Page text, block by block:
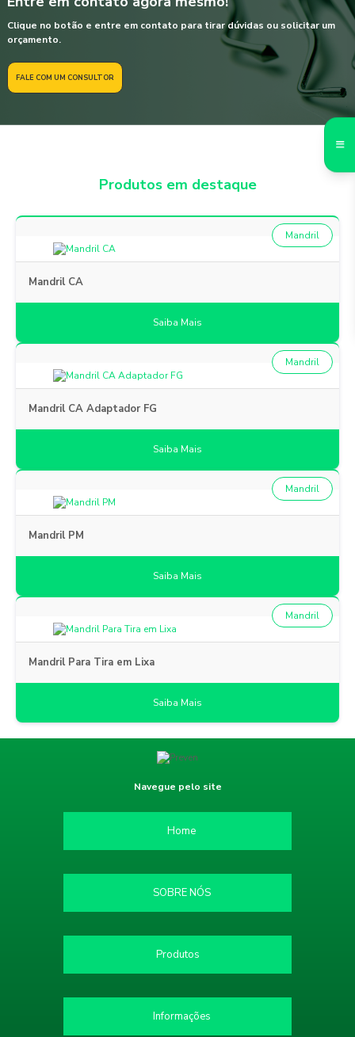
Clique no botão e entre em contato para tirar dúvidas ou solicitar um
orçamento.
FALE COM UM CONSULTOR
Produtos em destaque
Mandril CA
Mandril
Saiba Mais
Mandril CA Adaptador FG
Mandril
Saiba Mais
Mandril PM
Mandril
Saiba Mais
Mandril Para Tira em Lixa
Mandril
Saiba Mais
Navegue pelo site
Home
SOBRE NÓS
Produtos
Informações